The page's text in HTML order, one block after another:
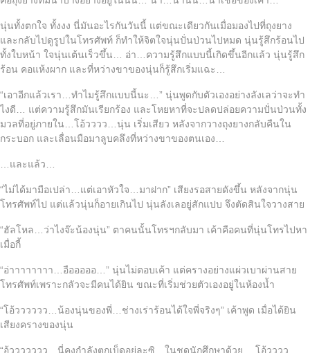
นุ่นทั้งตกใจ ทั้งงง นี่มันอะไรกันวันนี้ แต่ขณะเดียวกันเมื่อมองไปที่ถุงยาง
และกลับไปดูรูปในโทรศัพท์ ก็ทำให้จิตใจนุ่นปั่นป่วนไปหมด นุ่นรู้สึกร้อนไป
ทั้งใบหน้า ใจนุ่นเต้นเร็วขึ้น… อ่า…ความรู้สึกแบบนี้เกิดขึ้นอีกแล้ว นุ่นรู้สึก
ร้อน คอแห้งผาก และที่หว่างขาของนุ่นก็รู้สึกเริ่มแฉะ…
“เอาอีกแล้วเรา…ทำไมรู้สึกแบบนี้นะ…” นุ่นพูดกับตัวเองอย่างลังเลว่าจะทำ
ไงดี… แต่ความรู้สึกมันเรียกร้อง และโหยหาที่จะปลดปล่อยความปั่นป่วนทั้ง
มวลที่อยู่ภายใน…โอ้วววว…นุ่น เริ่มเสียว หลังจากวางถุงยางกลับคืนใน
กระบอก และเลื่อนมือมาลูบคลึงที่หว่างขาของตนเอง…
…และแล้ว…
“ไม่ได้มามือเปล่า…แต่เอาหัวใจ…มาฝาก” เสียงรอสายดังขึ้น หลังจากนุ่น
โทรศัพท์ไป แต่แล้วนุ่นก็อายเกินไป นุ่นลังเลอยู่สักแปบ จึงตัดสินใจวางสาย
“ฮัลโหล…ว่าไงจ๊ะน้องนุ่น” ตาคนนั้นโทรฯกลับมา เค้าคือคนที่นุ่นโทรไปหา
เมื่อกี้
“อ่าาาาาาาา…อือออออ…” นุ่นไม่ตอบเค้า แต่ครางอย่างแผ่วเบาผ่านสาย
โทรศัพท์เพราะกลัวจะมีคนได้ยิน ขณะที่เริ่มช่วยตัวเองอยู่ในห้องน้ำ
“โอ้วววววว…น้องนุ่นของพี่…ช่างเร่าร้อนได้ใจพี่จริงๆ” เค้าพูด เมื่อได้ยิน
เสียงครางของนุ่น
“อู้ววววววว…นี่คงกำลังตกเบ็ดอยู่ละซิ…ในชุดนักศึกษาด้วย… โอ้วววว…